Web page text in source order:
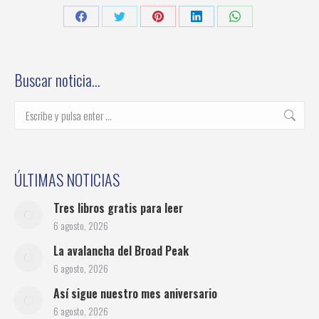
Share
Share
Share
Share
Share
Buscar noticia…
Buscar:
ÚLTIMAS NOTICIAS
Tres libros gratis para leer
6 agosto, 2026
La avalancha del Broad Peak
6 agosto, 2026
Así sigue nuestro mes aniversario
6 agosto, 2026